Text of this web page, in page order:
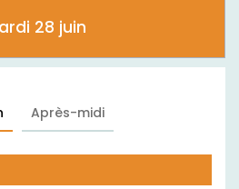
28 juin
Après-midi